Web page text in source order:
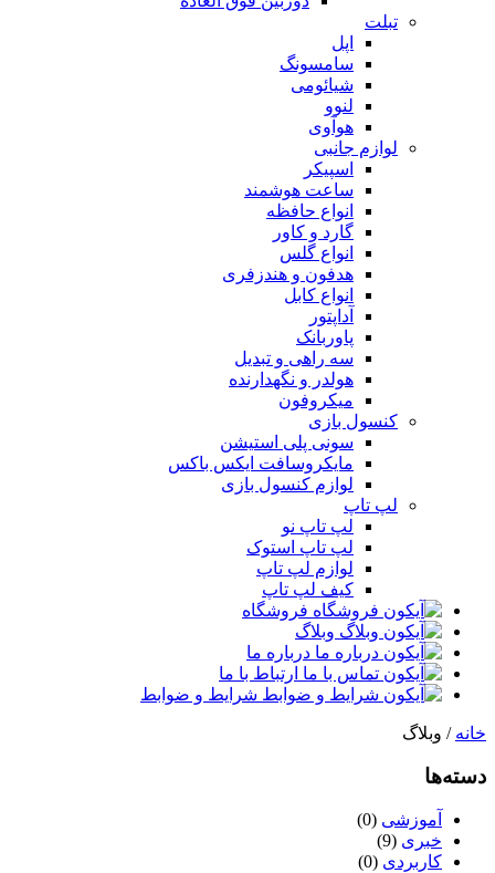
تبلت
اپل
سامسونگ
شیائومی
لنوو
هوآوی
لوازم جانبی
اسپیکر
ساعت هوشمند
انواع حافظه
گارد و کاور
انواع گلس
هدفون و هندزفری
انواع کابل
آداپتور
پاوربانک
سه راهی و تبدیل
هولدر و نگهدارنده
میکروفون
کنسول بازی
سونی پلی استیشن
مایکروسافت ایکس باکس
لوازم کنسول بازی
لپ تاپ
لپ تاپ نو
لپ تاپ استوک
لوازم لپ تاپ
کیف لپ تاپ
فروشگاه
وبلاگ
درباره ما
ارتباط با ما
شرایط و ضوابط
خانه / وبلاگ
دسته‌ها
آموزشی (0)
خبری (9)
کاربردی (0)